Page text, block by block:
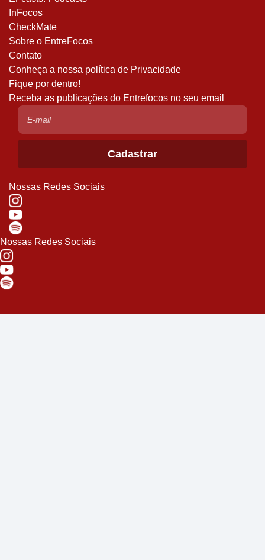
InFocos
CheckMate
Sobre o EntreFocos
Contato
Conheça a nossa política de Privacidade
Fique por dentro!
Receba as publicações do Entrefocos no seu email
Nossas Redes Sociais
Nossas Redes Sociais